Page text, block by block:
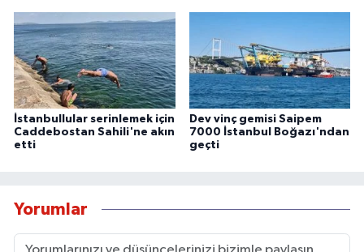
İstanbullular serinlemek için
Caddebostan Sahili'ne akın
etti
Dev vinç gemisi Saipem
7000 İstanbul Boğazı'ndan
geçti
Yorumlar